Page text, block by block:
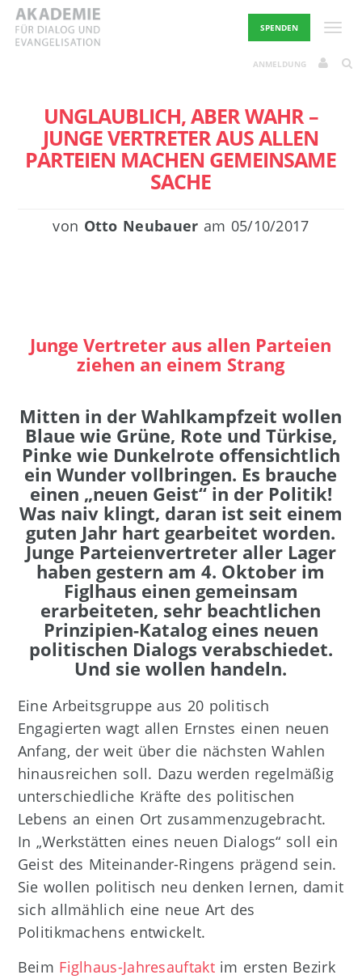
Skip
content
SPENDEN
ANMELDUNG
UNGLAUBLICH, ABER WAHR –
JUNGE VERTRETER AUS ALLEN
PARTEIEN MACHEN GEMEINSAME
SACHE
von Otto Neubauer am 05/10/2017
Junge Vertreter aus allen Parteien
ziehen an einem Strang
Mitten in der Wahlkampfzeit wollen
Blaue wie Grüne, Rote und Türkise,
Pinke wie Dunkelrote offensichtlich
ein Wunder vollbringen. Es brauche
einen „neuen Geist“ in der Politik!
Was naiv klingt, daran ist seit einem
guten Jahr hart gearbeitet worden.
Junge Parteienvertreter aller Lager
haben gestern am 4. Oktober im
Figlhaus einen gemeinsam
erarbeiteten, sehr beachtlichen
Prinzipien-Katalog eines neuen
politischen Dialogs verabschiedet.
Und sie wollen handeln.
Eine Arbeitsgruppe aus 20 politisch
Engagierten wagt allen Ernstes einen neuen
Anfang, der weit über die nächsten Wahlen
hinausreichen soll. Dazu werden regelmäßig
unterschiedliche Kräfte des politischen
Lebens an einen Ort zusammenzugebracht.
In „Werkstätten eines neuen Dialogs“ soll ein
Geist des Miteinander-Ringens prägend sein.
Sie wollen politisch neu denken lernen, damit
sich allmählich eine neue Art des
Politikmachens entwickelt.
Beim Figlhaus-Jahresauftaktim ersten Bezirk